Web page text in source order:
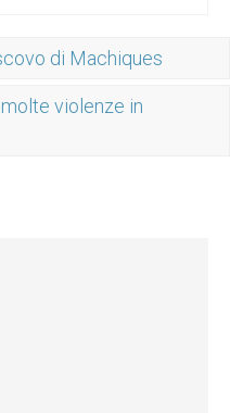
di Machiques
violenze in